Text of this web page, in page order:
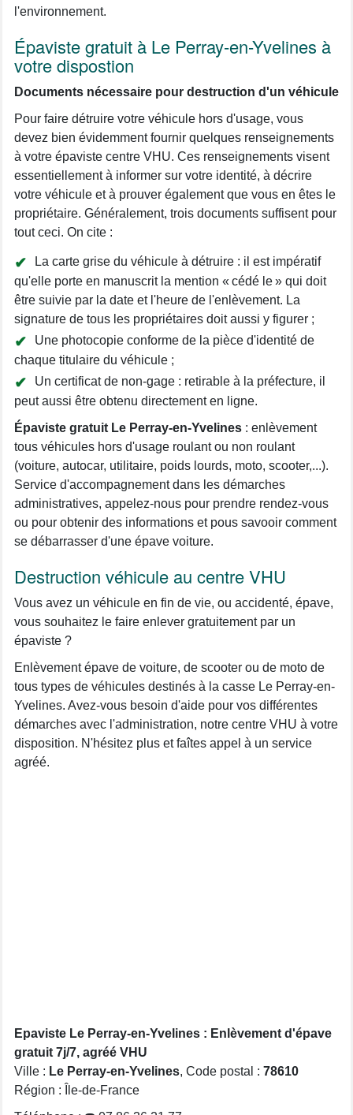
l'environnement.
Épaviste gratuit à Le Perray-en-Yvelines à
votre dispostion
Documents nécessaire pour destruction d'un véhicule
Pour faire détruire votre véhicule hors d'usage, vous
devez bien évidemment fournir quelques renseignements
à votre épaviste centre VHU. Ces renseignements visent
essentiellement à informer sur votre identité, à décrire
votre véhicule et à prouver également que vous en êtes le
propriétaire. Généralement, trois documents suffisent pour
tout ceci. On cite :
La carte grise du véhicule à détruire : il est impératif
qu'elle porte en manuscrit la mention « cédé le » qui doit
être suivie par la date et l'heure de l'enlèvement. La
signature de tous les propriétaires doit aussi y figurer ;
Une photocopie conforme de la pièce d'identité de
chaque titulaire du véhicule ;
Un certificat de non-gage : retirable à la préfecture, il
peut aussi être obtenu directement en ligne.
Épaviste gratuit Le Perray-en-Yvelines : enlèvement
tous véhicules hors d'usage roulant ou non roulant
(voiture, autocar, utilitaire, poids lourds, moto, scooter,...).
Service d'accompagnement dans les démarches
administratives, appelez-nous pour prendre rendez-vous
ou pour obtenir des informations et pous savooir comment
se débarrasser d'une épave voiture.
Destruction véhicule au centre VHU
Vous avez un véhicule en fin de vie, ou accidenté, épave,
vous souhaitez le faire enlever gratuitement par un
épaviste ?
Enlèvement épave de voiture, de scooter ou de moto de
tous types de véhicules destinés à la casse Le Perray-en-
Yvelines. Avez-vous besoin d'aide pour vos différentes
démarches avec l'administration, notre centre VHU à votre
disposition. N'hésitez plus et faîtes appel à un service
agréé.
Epaviste Le Perray-en-Yvelines : Enlèvement d'épave
gratuit 7j/7, agréé VHU
Ville : Le Perray-en-Yvelines, Code postal : 78610
Région : Île-de-France